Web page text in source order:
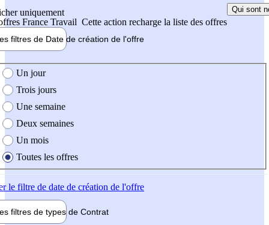
uniquement
France Travail Cette action recharge la liste des offres
Qui sont
filtres de Date de création de l'offre
création de l'offre
Un jour
Trois jours
Une semaine
Deux semaines
Un mois
Toutes les offres
le filtre de date de création de l'offre
filtres de types de Contrat